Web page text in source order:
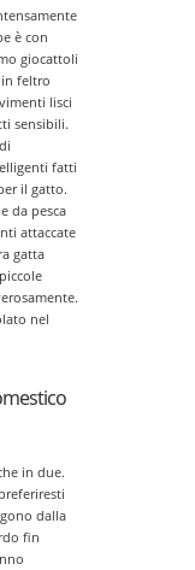
è con
giocattoli
feltro
lisci
sensibili.
fatti
il gatto.
da pesca
attaccate
gatta
nel
in due.
dalla
fin